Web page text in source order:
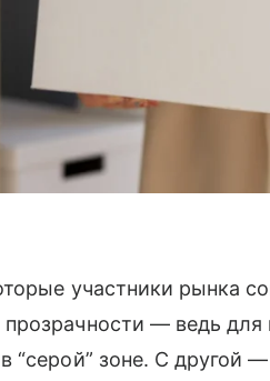
участники рынка
— ведь для
“серой” зоне. С другой